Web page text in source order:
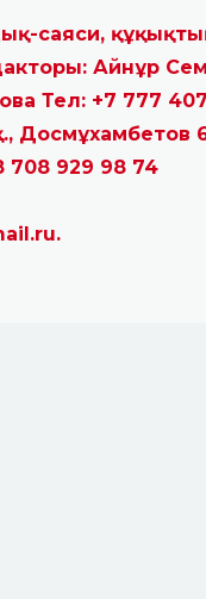
саяси,
Айнұр
Тел: +7 777 407
Досмұхамбетов
708 929 98 74